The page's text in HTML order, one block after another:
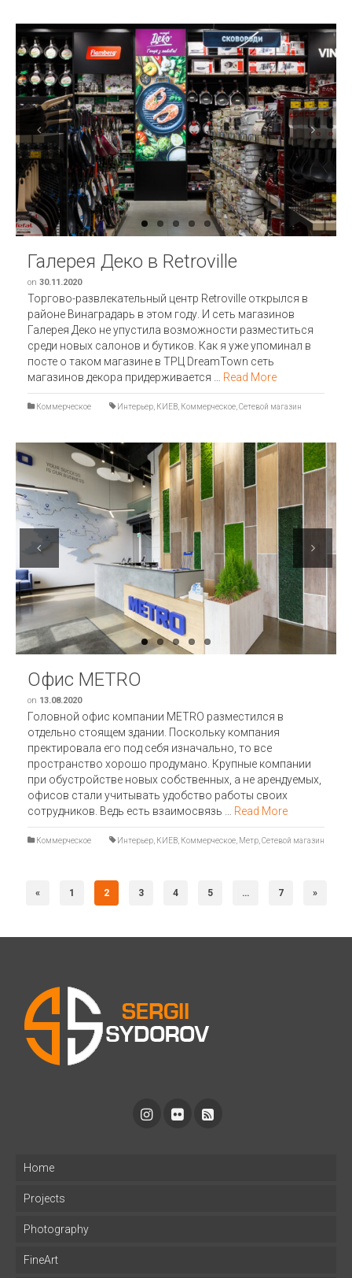
Previous
Галерея Деко в Retroville
on 30.11.2020
Торгово-развлекательный центр Retroville открылся в
районе Винаградарь в этом году. И сеть магазинов
Галерея Деко не упустила возможности разместиться
среди новых салонов и бутиков. Как я уже упоминал в
посте о таком магазине в ТРЦ DreamTown сеть
магазинов декора придерживается … Read More
Коммерческое Интерьер КИЕВ Коммерческое Сетевой магазин
Previous
Офис METRO
on 13.08.2020
Головной офис компании METRO разместился в
отдельно стоящем здании. Поскольку компания
пректировала его под себя изначально, то все
пространство хорошо продумано. Крупные компании
при обустройстве новых собственных, а не арендуемых,
офисов стали учитывать удобство работы своих
сотрудников. Ведь есть взаимосвязь … Read More
Коммерческое Интерьер, КИЕВ, Коммерческое, Метр,Сетевой магазин
« 1 2 3 4 5 … 7 »
Home
Projects
Photography
FineArt